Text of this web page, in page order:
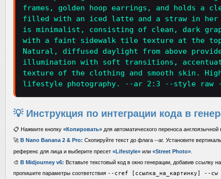
frames, golden hoop earrings, and holds a
filled with an iced latte and a straw in her
is minimalist, consisting of clean, dark
with a faint sidewalk tile texture at the top
Natural, diffused daylight from above
illumination with soft transitions,
texture of the clothing and smooth skin.
lifestyle photography. --ar 2:3 --style raw
💡 Инструкция по интеграции кода в
📋 Нажмите кнопку «Копировать» для автоматического переноса
🚀 В Nano Banana 2 & Pro: Скопируйте текст до флага --ar. Установите
референс для лица и выберите пресет «Lifestyle» или «Street Photo»
🎨 В Midjourney v6: Вставьте текстовый код в окно генерации, добавив ссылку
пропишите параметры соответствия --cref [ссылка_на_картинку] --cw